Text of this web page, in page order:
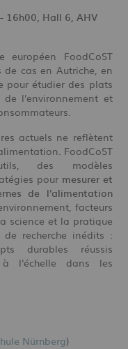
16h00, Hall 6, AHV
européen FoodCoST
de cas en Autriche, en
pour étudier des plats
de l'environnement et
actuels ne reflètent
FoodCoST
des modèles
pour mesurer et
de l'alimentation
facteurs
science et la pratique
recherche inédits :
durables réussis
l'échelle dans les
Nürnberg)